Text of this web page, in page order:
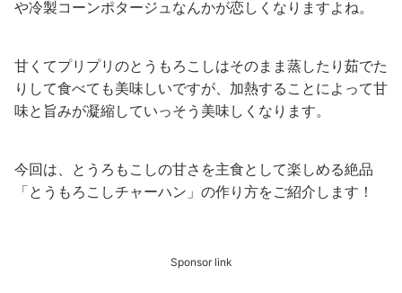
や冷製コーンポタージュなんかが恋しくなりますよね。
甘くてプリプリのとうもろこしはそのまま蒸したり茹でた
りして食べても美味しいですが、加熱することによって甘
味と旨みが凝縮していっそう美味しくなります。
今回は、とうろもこしの甘さを主食として楽しめる絶品
「とうもろこしチャーハン」の作り方をご紹介します！
Sponsor link